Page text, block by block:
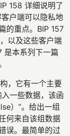
158 详细说明了
户端可以隐私地
的重点。BIP 157
以及这些客户端
是本系列下一篇
，它有一个主要
一些数据，该函
）”。给出一组
何来自该组数据
误。最简单的过